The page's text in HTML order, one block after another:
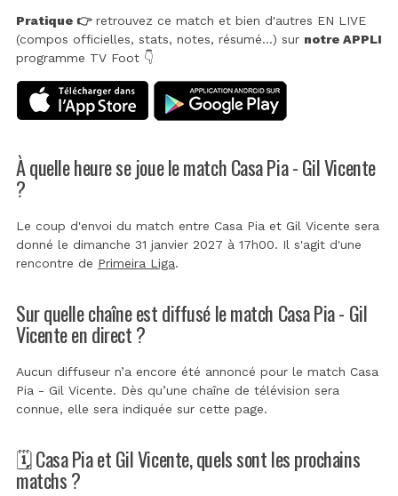
Pratique 👉retrouvez ce match et bien d'autres EN LIVE
(compos officielles, stats, notes, résumé...) sur notre APPLI
programme TV Foot 👇
À quelle heure se joue le match Casa Pia - Gil Vicente
?
Le coup d'envoi du match entre Casa Pia et Gil Vicente sera
donné le dimanche 31 janvier 2027 à 17h00. Il s'agit d'une
rencontre de Primeira Liga.
Sur quelle chaîne est diffusé le match Casa Pia - Gil
Vicente en direct ?
Aucun diffuseur n’a encore été annoncé pour le match Casa
Pia - Gil Vicente. Dès qu’une chaîne de télévision sera
connue, elle sera indiquée sur cette page.
🗓️ Casa Pia et Gil Vicente, quels sont les prochains
matchs ?